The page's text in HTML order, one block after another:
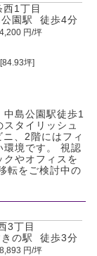
1丁目
公園駅 徒歩4分
円/坪
[84.93坪]
島公園駅徒歩1
タイリッシュ
、2階にはフィ
環境です。 視認
やオフィスを
転をご検討中の
3丁目
きの駅 徒歩3分
円/坪